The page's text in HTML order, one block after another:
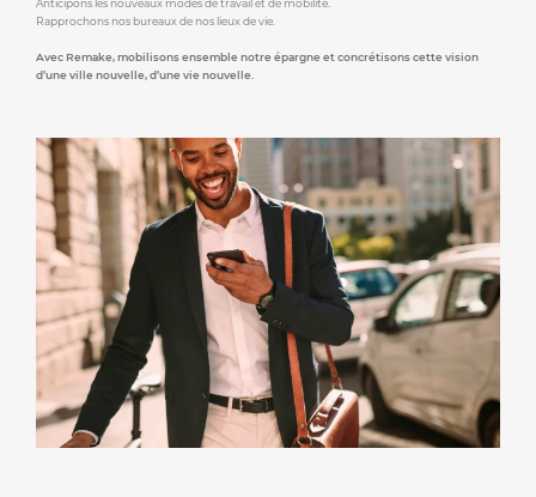
Anticipons les nouveaux modes de travail et de mobilité.
Rapprochons nos bureaux de nos lieux de vie.
Avec Remake, mobilisons ensemble notre épargne et concrétisons cette vision
d’une ville nouvelle, d’une vie nouvelle.